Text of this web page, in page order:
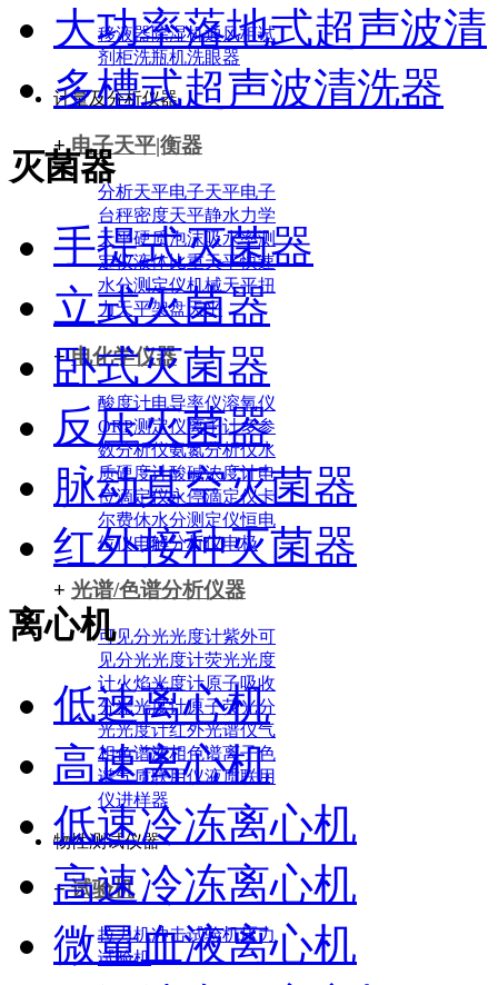
移液器除湿机通风柜试
剂柜洗瓶机洗眼器
计量及分析仪器
+电子天平|衡器
分析天平电子天平电子
台秤密度天平静水力学
天平硬质泡沫吸水率测
定仪液体比重天平快速
水分测定仪机械天平扭
力天平架盘天平
+电化学仪器
酸度计电导率仪溶氧仪
ORP测定仪离子计多参
数分析仪氨氮分析仪水
质硬度计酸碱浓度计电
位滴定仪永停滴定仪卡
尔费休水分测定仪恒电
位仪电解分析仪电极
+ 光谱/色谱分析仪器
可见分光光度计紫外可
见分光光度计荧光光度
计火焰光度计原子吸收
分光光度计原子荧光分
光光度计红外光谱仪气
相色谱液相色谱离子色
谱气质联用仪液质联用
仪进样器
物性测试仪器
+试验机
拉力机冲击试验机压力
试验机
大功率落地式超声波清
多槽式超声波清洗器
灭菌器
手提式灭菌器
立式灭菌器
卧式灭菌器
反压灭菌器
脉动真空灭菌器
红外接种灭菌器
离心机
低速离心机
高速离心机
低速冷冻离心机
高速冷冻离心机
微量血液离心机